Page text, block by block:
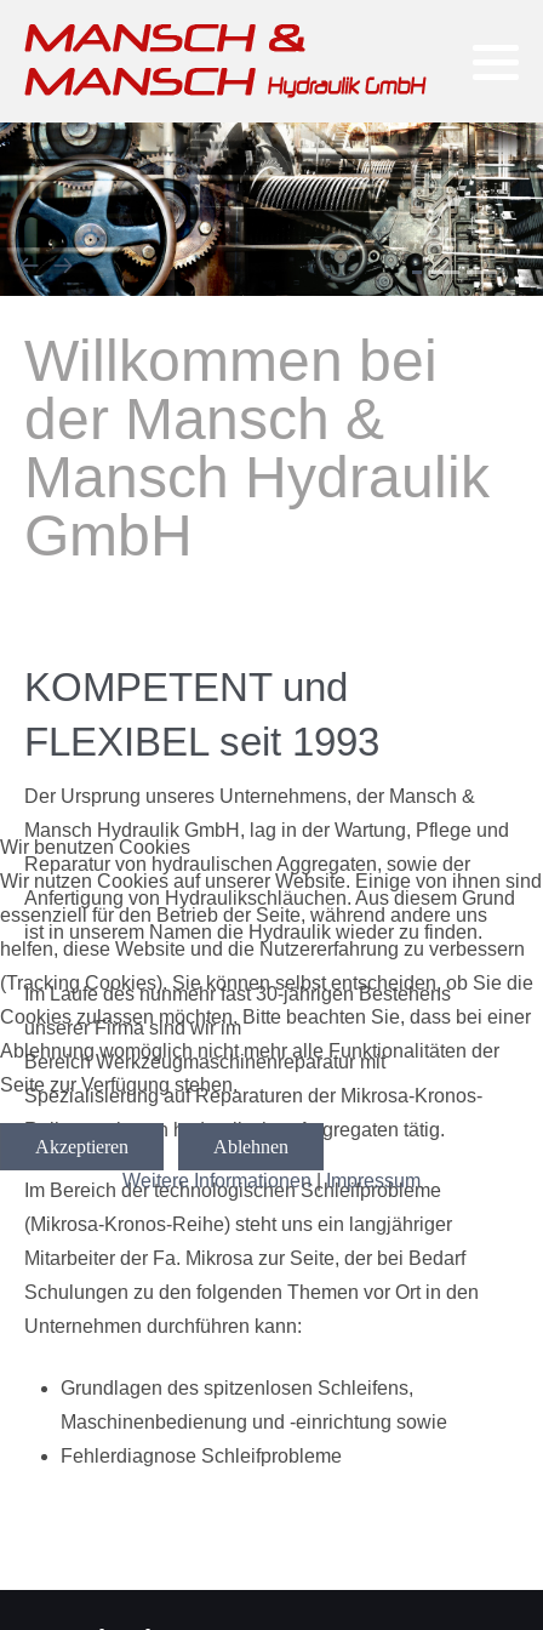
Willkommen bei
der Mansch &
Mansch Hydraulik
GmbH
KOMPETENT und
FLEXIBEL seit 1993
Der Ursprung unseres Unternehmens, der Mansch &
Mansch Hydraulik GmbH, lag in der Wartung, Pflege und
Reparatur von hydraulischen Aggregaten, sowie der
Anfertigung von Hydraulikschläuchen. Aus diesem Grund
ist in unserem Namen die Hydraulik wieder zu finden.
Im Laufe des nunmehr fast 30-jährigen Bestehens
unserer Firma sind wir im
Bereich Werkzeugmaschinenreparatur mit
Spezialisierung auf Reparaturen der Mikrosa-Kronos-
Reihe sowie von hydraulischen Aggregaten tätig.
Im Bereich der technologischen Schleifprobleme
(Mikrosa-Kronos-Reihe) steht uns ein langjähriger
Mitarbeiter der Fa. Mikrosa zur Seite, der bei Bedarf
Schulungen zu den folgenden Themen vor Ort in den
Unternehmen durchführen kann:
Grundlagen des spitzenlosen Schleifens,
Maschinenbedienung und -einrichtung sowie
Fehlerdiagnose Schleifprobleme
Wir benutzen Cookies
Wir nutzen Cookies auf unserer Website. Einige von ihnen sind
essenziell für den Betrieb der Seite, während andere uns
helfen, diese Website und die Nutzererfahrung zu verbessern
(Tracking Cookies). Sie können selbst entscheiden, ob Sie die
Cookies zulassen möchten. Bitte beachten Sie, dass bei einer
Ablehnung womöglich nicht mehr alle Funktionalitäten der
Seite zur Verfügung stehen.
Akzeptieren
Ablehnen
Weitere Informationen|Impressum
Reparatur, Service & Ersatzteile
Mikrosa-Kronos-Reihe
Fahrerlose Transportsysteme